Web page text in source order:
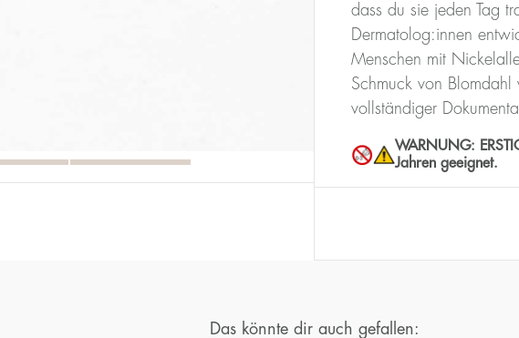
dass du sie jeden Tag
Dermatolog:innen
Menschen mit
Schmuck von Blomdahl
vollständiger
WARNUNG:
Jahren geeignet.
Das könnte dir auch gefallen: